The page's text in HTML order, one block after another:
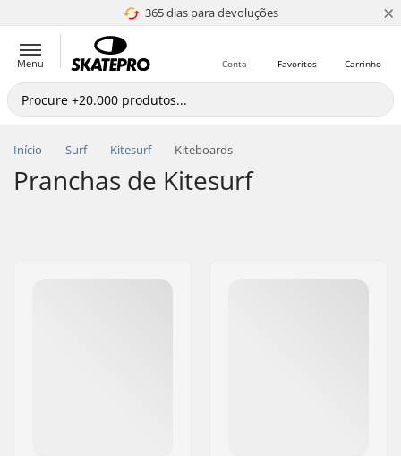
365 dias para devoluções
4.8 de 5 ×
Menu Carrinho
Favoritos
Conta
Início Surf Kitesurf Kiteboards
Pranchas de Kitesurf